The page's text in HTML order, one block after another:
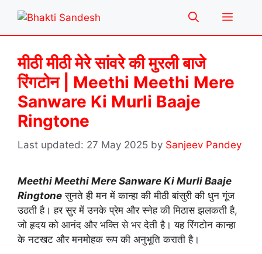
content
Menu
मीठी मीठी मेरे सांवरे की मुरली बाजे
रिंगटोन | Meethi Meethi Mere
Sanware Ki Murli Baaje
Ringtone
27 May 2025 by Sanjeev Pandey
Meethi Meethi Mere Sanware Ki Murli Baaje
Ringtone सुनते ही मन में कान्हा की मीठी बांसुरी की धुन गूंज
उठती है। हर सुर में उनके प्रेम और स्नेह की मिठास झलकती है,
जो हृदय को आनंद और भक्ति से भर देती है। यह रिंगटोन कान्हा
के नटखट और मनमोहक रूप की अनुभूति कराती है।